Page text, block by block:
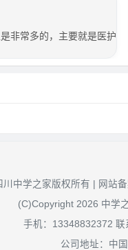
非常多的，主要就是医护
川中学之家版权所有 | 网站备
(C)Copyright 2026 中学
手机：13348832372
公司地址：中